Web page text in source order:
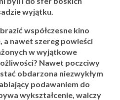
wyjątku.
współczesne kino
nawet szereg powieści
w wyjątkowe
Nawet poczciwy
obdarzona niezwykłym
podawaniem do
wykształcenie, walczy